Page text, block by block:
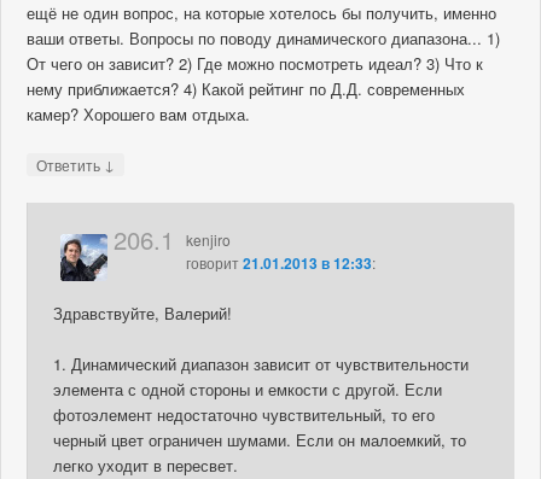
ещё не один вопрос, на которые хотелось бы получить, именно
ваши ответы. Вопросы по поводу динамического диапазона... 1)
От чего он зависит? 2) Где можно посмотреть идеал? 3) Что к
нему приближается? 4) Какой рейтинг по Д.Д. современных
камер? Хорошего вам отдыха.
Ответить ↓
206.1
kenjiro
говорит 21.01.2013 в 12:33:
Здравствуйте, Валерий!
1. Динамический диапазон зависит от чувствительности
элемента с одной стороны и емкости с другой. Если
фотоэлемент недостаточно чувствительный, то его
черный цвет ограничен шумами. Если он малоемкий, то
легко уходит в пересвет.